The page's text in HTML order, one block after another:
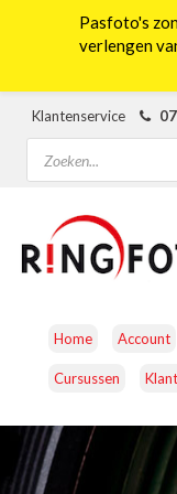
Klantenservice
Producten
zoeken
Home Account
Cursussen
CAMERA’S
Pasfoto's
verlengen